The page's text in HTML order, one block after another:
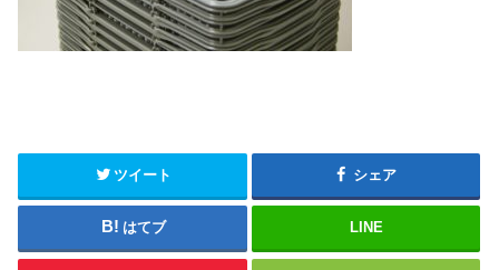
ツイート シェア
はてブ LINE